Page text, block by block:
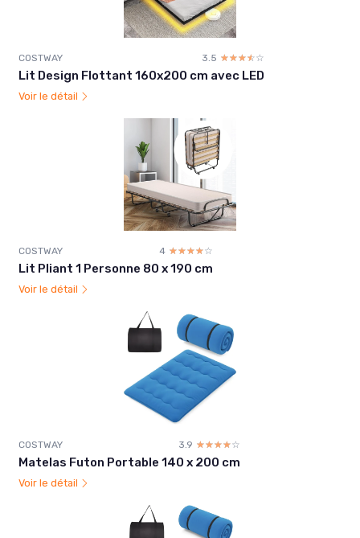
COSTWAY 3.5 ☆☆☆☆☆
★★★★★
Lit Design Flottant 160x200 cm avec LED
Voir le détail
COSTWAY 4 ☆☆☆☆☆
★★★★★
Lit Pliant 1 Personne 80 x 190 cm
Voir le détail
COSTWAY 3.9 ☆☆☆☆☆
★★★★★
Matelas Futon Portable 140 x 200 cm
Voir le détail